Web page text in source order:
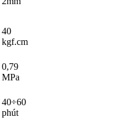
40
kgf.cm
0,79
MPa
40÷60
phút